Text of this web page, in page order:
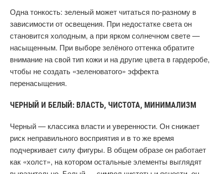
Одна тонкость: зеленый может читаться по-разному в
зависимости от освещения. При недостатке света он
становится холодным, а при ярком солнечном свете —
насыщенным. При выборе зелёного оттенка обратите
внимание на свой тип кожи и на другие цвета в гардеробе,
чтобы не создать «зеленоватого» эффекта
перенасыщения.
ЧЕРНЫЙ И БЕЛЫЙ: ВЛАСТЬ, ЧИСТОТА, МИНИМАЛИЗМ
Черный — классика власти и уверенности. Он снижает
риск неправильного восприятия и в то же время
подчеркивает силу фигуры. В общем образе он работает
как «холст», на котором остальные элементы выглядят